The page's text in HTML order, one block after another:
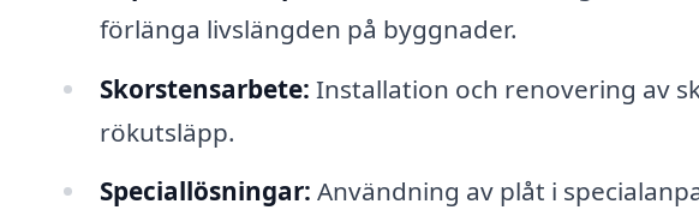
förlänga livslängden på byggnader.
Skorstensarbete: Installation och renovering av
rökutsläpp.
Speciallösningar: Användning av plåt i